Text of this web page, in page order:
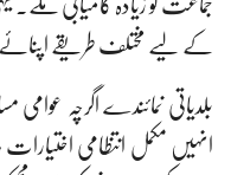
جماعت کو زیادہ کامیابی ملے۔
کے لیے مختلف طریقے
بلدیاتی نمائندے اگرچہ
انہیں مکمل انتظامی